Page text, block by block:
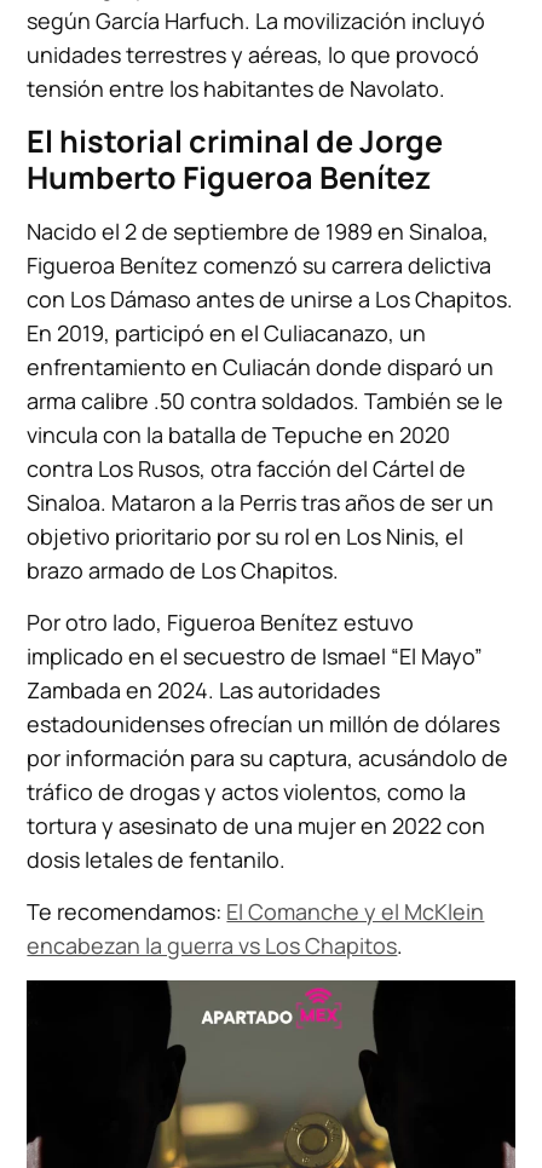
según García Harfuch. La movilización incluyó
unidades terrestres y aéreas, lo que provocó
tensión entre los habitantes de Navolato.
El historial criminal de Jorge
Humberto Figueroa Benítez
Nacido el 2 de septiembre de 1989 en Sinaloa,
Figueroa Benítez comenzó su carrera delictiva
con Los Dámaso antes de unirse a Los Chapitos.
En 2019, participó en el Culiacanazo, un
enfrentamiento en Culiacán donde disparó un
arma calibre .50 contra soldados. También se le
vincula con la batalla de Tepuche en 2020
contra Los Rusos, otra facción del Cártel de
Sinaloa. Mataron a la Perris tras años de ser un
objetivo prioritario por su rol en Los Ninis, el
brazo armado de Los Chapitos.
Por otro lado, Figueroa Benítez estuvo
implicado en el secuestro de Ismael “El Mayo”
Zambada en 2024. Las autoridades
estadounidenses ofrecían un millón de dólares
por información para su captura, acusándolo de
tráfico de drogas y actos violentos, como la
tortura y asesinato de una mujer en 2022 con
dosis letales de fentanilo.
Te recomendamos: El Comanche y el McKlein
encabezan la guerra vs Los Chapitos.